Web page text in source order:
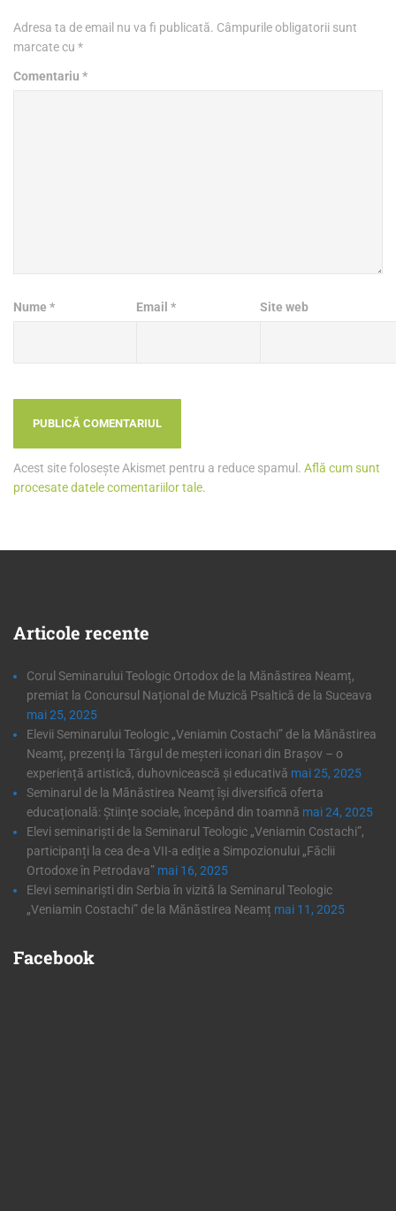
Adresa ta de email nu va fi publicată. Câmpurile obligatorii sunt
marcate cu *
Comentariu *
Nume * Email* Site web
Acest site folosește Akismet pentru a reduce spamul. Află cum sunt
procesate datele comentariilor tale.
Articole recente
Corul Seminarului Teologic Ortodox de la Mănăstirea Neamț,
premiat la Concursul Național de Muzică Psaltică de la Suceava
mai 25, 2025
Elevii Seminarului Teologic „Veniamin Costachi” de la Mănăstirea
Neamț, prezenți la Târgul de meșteri iconari din Brașov – o
experiență artistică, duhovnicească și educativă mai 25, 2025
Seminarul de la Mănăstirea Neamț își diversifică oferta
educațională: Științe sociale, începând din toamnă mai 24, 2025
Elevi seminariști de la Seminarul Teologic „Veniamin Costachi”,
participanți la cea de-a VII-a ediție a Simpozionului „Făclii
Ortodoxe în Petrodava” mai 16, 2025
Elevi seminariști din Serbia în vizită la Seminarul Teologic
„Veniamin Costachi” de la Mănăstirea Neamț mai 11, 2025
Facebook